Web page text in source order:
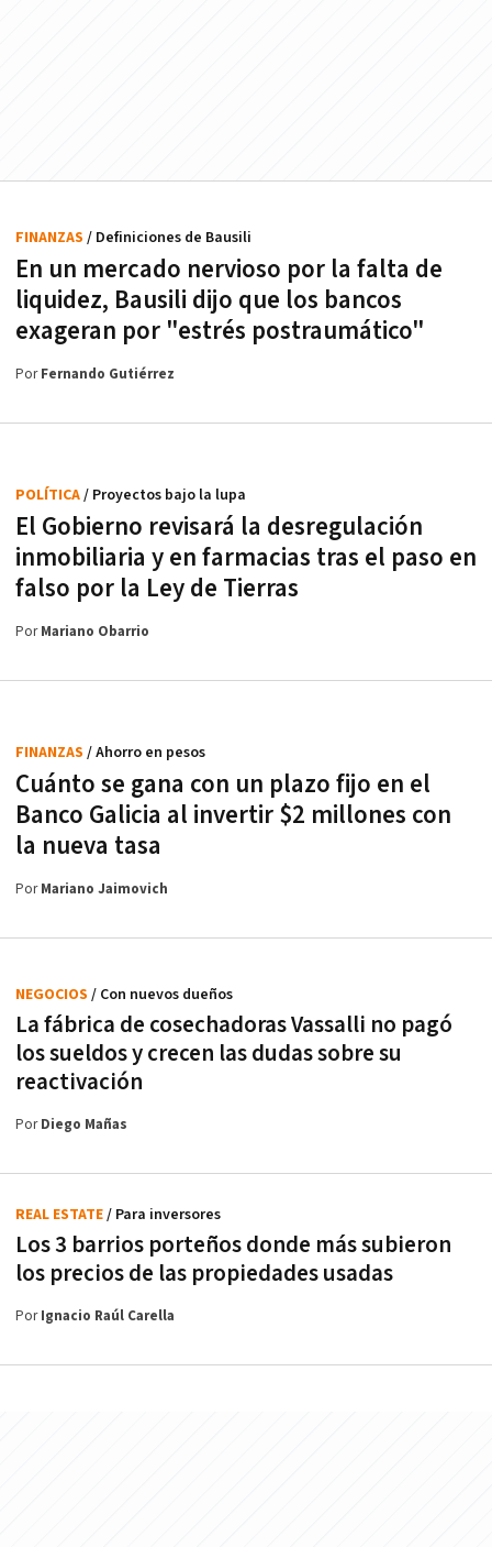
En un mercado nervioso por la falta de
liquidez, Bausili dijo que los bancos
exageran por "estrés postraumático"
FINANZAS / Definiciones de Bausili
PorFernando Gutiérrez
El Gobierno revisará la desregulación
inmobiliaria y en farmacias tras el paso en
falso por la Ley de Tierras
POLÍTICA/ Proyectos bajo la lupa
PorMariano Obarrio
Cuánto se gana con un plazo fijo en el
Banco Galicia al invertir $2 millones con
la nueva tasa
FINANZAS / Ahorro en pesos
PorMariano Jaimovich
La fábrica de cosechadoras Vassalli no pagó
los sueldos y crecen las dudas sobre su
reactivación
NEGOCIOS / Con nuevos dueños
PorDiego Mañas
Los 3 barrios porteños donde más subieron
los precios de las propiedades usadas
REAL ESTATE/ Para inversores
PorIgnacio Raúl Carella